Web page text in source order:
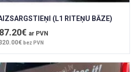
(L1 RITEŅU BĀZE)
ar PVN
bez PVN